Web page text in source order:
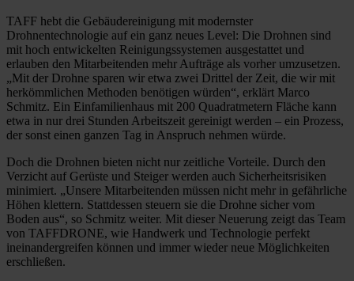
TAFF hebt die Gebäudereinigung mit modernster
Drohnentechnologie auf ein ganz neues Level: Die Drohnen sind
mit hoch entwickelten Reinigungssystemen ausgestattet und
erlauben den Mitarbeitenden mehr Aufträge als vorher umzusetzen.
„Mit der Drohne sparen wir etwa zwei Drittel der Zeit, die wir mit
herkömmlichen Methoden benötigen würden“, erklärt Marco
Schmitz. Ein Einfamilienhaus mit 200 Quadratmetern Fläche kann
etwa in nur drei Stunden Arbeitszeit gereinigt werden – ein Prozess,
der sonst einen ganzen Tag in Anspruch nehmen würde.
Doch die Drohnen bieten nicht nur zeitliche Vorteile. Durch den
Verzicht auf Gerüste und Steiger werden auch Sicherheitsrisiken
minimiert. „Unsere Mitarbeitenden müssen nicht mehr in gefährliche
Höhen klettern. Stattdessen steuern sie die Drohne sicher vom
Boden aus“, so Schmitz weiter. Mit dieser Neuerung zeigt das Team
von TAFFDRONE, wie Handwerk und Technologie perfekt
ineinandergreifen können und immer wieder neue Möglichkeiten
erschließen.